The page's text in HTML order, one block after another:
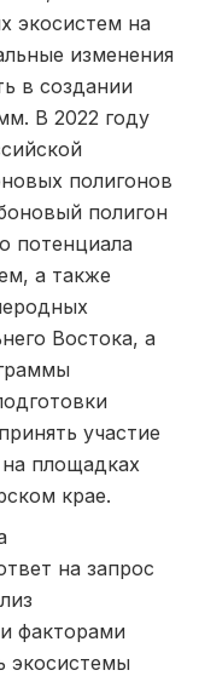
экосистем на
изменения
в создании
В 2022 году
полигонов
полигон
потенциала
а также
Востока, а
участие
площадках
крае.
на запрос
факторами
экосистемы